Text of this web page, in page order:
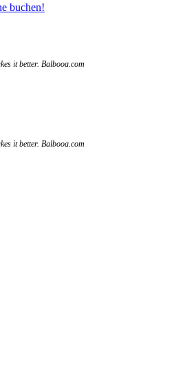
buchen!
it better. Balbooa.com
it better. Balbooa.com